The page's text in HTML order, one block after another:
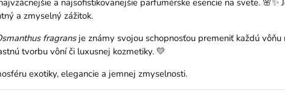
a zmyselný zážitok.
fragransje známy svojou schopnosťou premeniť každú
tvorbu vôní či luxusnej kozmetiky. 💛
exotiky, elegancie a jemnej zmyselnosti.